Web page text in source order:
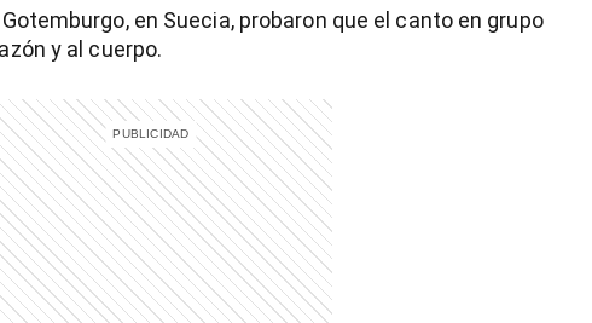
en Suecia, probaron que el canto en grupo
y al cuerpo.